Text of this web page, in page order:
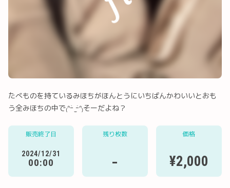
たべものを持ているみほちがほんとうにいちばんかわいいとおも
う全みほちの中で₍ᐢｰ̀ ̫ｰ́ᐢ₎そーだよね？
販売終了日
2024/12/31
00:00
残り枚数
-
価格
¥2,000
Twitter LINE Facebook
URLコピー